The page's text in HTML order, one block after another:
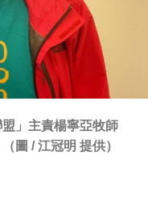
」主責楊寧亞牧師
圖 / 江冠明 提供）